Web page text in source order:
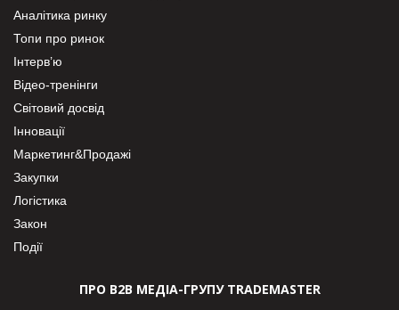
Аналітика ринку
Топи про ринок
Інтерв’ю
Відео-тренінги
Світовий досвід
Інновації
Маркетинг&Продажі
Закупки
Логістика
Закон
Події
ПРО В2В МЕДІА-ГРУПУ TRADEMASTER